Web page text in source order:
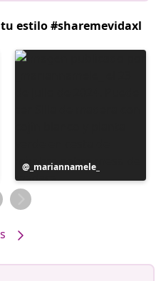
estilo #sharemevidaxl
Publicación
realizada
por
_mariannamele_